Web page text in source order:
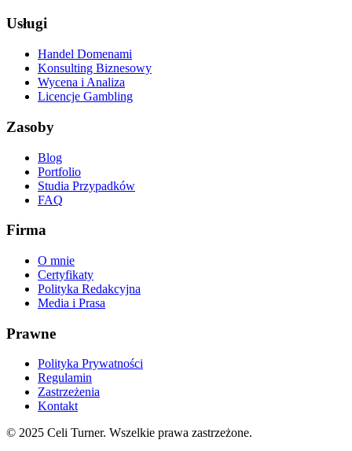
Usługi
Handel Domenami
Konsulting Biznesowy
Wycena i Analiza
Licencje Gambling
Zasoby
Blog
Portfolio
Studia Przypadków
FAQ
Firma
O mnie
Certyfikaty
Polityka Redakcyjna
Media i Prasa
Prawne
Polityka Prywatności
Regulamin
Zastrzeżenia
Kontakt
© 2025 Celi Turner. Wszelkie prawa zastrzeżone.